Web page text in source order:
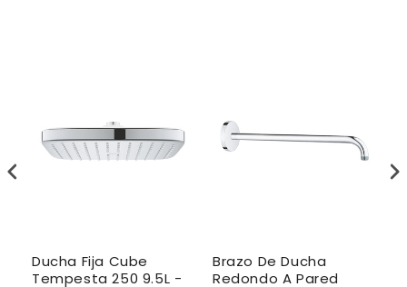
Ducha Fija Cube
Tempesta 250 9.5L -
Brazo De Ducha
Redondo A Pared